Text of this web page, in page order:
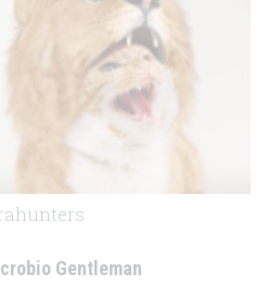
Gentleman